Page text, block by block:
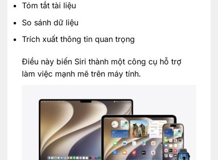
Tóm tắt tài liệu
So sánh dữ liệu
Trích xuất thông tin quan trọng
Điều này biến Siri thành một công cụ hỗ trợ
làm việc mạnh mẽ trên máy tính.